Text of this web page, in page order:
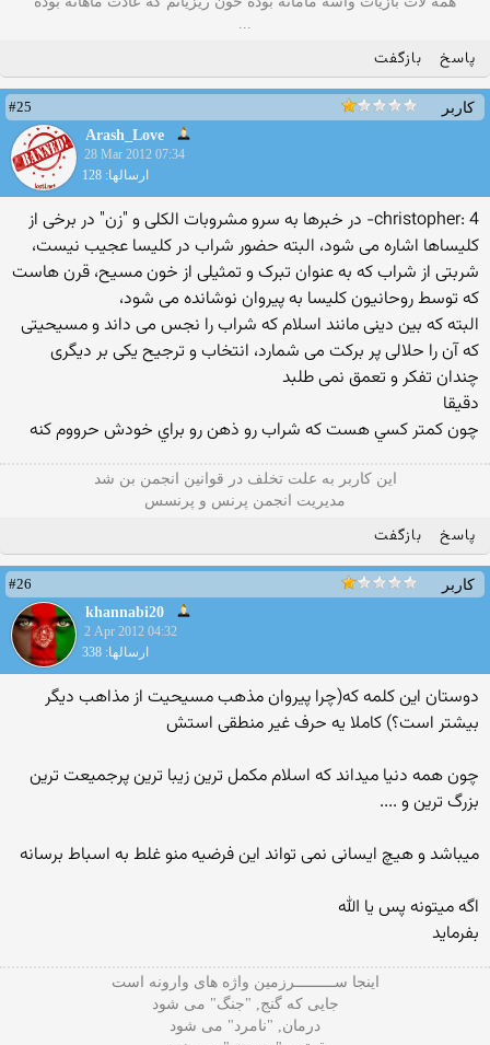
...
پاسخ بازگفت
کاربر
#25
Arash_Love
28 Mar 2012 07:34
ارسالها: 128
christopher: 4- در خبرها به سرو مشروبات الکلی و "زن" در برخی از
کلیساها اشاره می شود، البته حضور شراب در کلیسا عجیب نیست،
شربتی از شراب که به عنوان تبرک و تمثیلی از خون مسیح، قرن هاست
که توسط روحانیون کلیسا به پیروان نوشانده می شود،
البته که بین دینی مانند اسلام که شراب را نجس می داند و مسیحیتی
که آن را حلالی پر برکت می شمارد، انتخاب و ترجیح یکی بر دیگری
چندان تفکر و تعمق نمی طلبد
دقيقا
چون كمتر كسي هست كه شراب رو ذهن رو براي خودش حرووم كنه
این كاربر به علت تخلف در قوانین انجمن بن شد
مدیریت انجمن پرنس و پرنسس
پاسخ بازگفت
کاربر
#26
khannabi20
2 Apr 2012 04:32
ارسالها: 338
دوستان این کلمه که(چرا پیروان مذهب مسیحیت از مذاهب دیگر
بیشتر است؟) کاملا یه حرف غیر منطقی استش
چون همه دنیا میداند که اسلام مکمل ترین زیبا ترین پرجمیعت ترین
بزرگ ترین و ....
میباشد و هیچ ایسانی نمی تواند این فرضیه منو غلط به اسباط برسانه
اگه میتونه پس یا الله
بفرماید
اینجا ســـــــــرزمین واژه های وارونه است
جایی که گنج, "جنگ" می شود
درمان, "نامرد" می شود